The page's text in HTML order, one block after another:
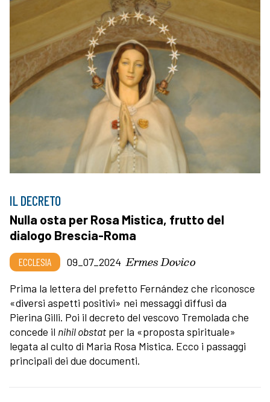
IL DECRETO
Nulla osta per Rosa Mistica, frutto del
dialogo Brescia-Roma
ECCLESIA 09_07_2024 Ermes Dovico
Prima la lettera del prefetto Fernández che riconosce
«diversi aspetti positivi» nei messaggi diffusi da
Pierina Gilli. Poi il decreto del vescovo Tremolada che
concede il nihil obstat per la «proposta spirituale»
legata al culto di Maria Rosa Mistica. Ecco i passaggi
principali dei due documenti.